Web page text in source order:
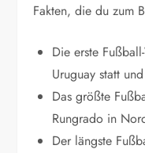
Fakten, die du zum
Die erste
Uruguay statt
Das größte
Rungrado in
Der längste